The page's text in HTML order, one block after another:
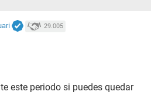
29.005
este periodo si puedes quedar